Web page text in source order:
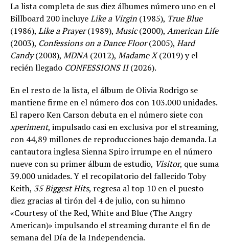
La lista completa de sus diez álbumes número uno en el
Billboard 200 incluyeLike a Virgin (1985), True Blue
(1986), Like a Prayer(1989), Music(2000), American Life
(2003), Confessions on a Dance Floor(2005), Hard
Candy(2008), MDNA (2012), Madame X(2019) y el
recién llegado CONFESSIONS II(2026).
En el resto de la lista, el álbum de Olivia Rodrigo se
mantiene firme en el número dos con 103.000 unidades.
El rapero Ken Carson debuta en el número siete con
xperiment, impulsado casi en exclusiva por el streaming,
con 44,89 millones de reproducciones bajo demanda. La
cantautora inglesa Sienna Spiro irrumpe en el número
nueve con su primer álbum de estudio, Visitor, que suma
39.000 unidades. Y el recopilatorio del fallecido Toby
Keith, 35 Biggest Hits, regresa al top 10 en el puesto
diez gracias al tirón del 4 de julio, con su himno
«Courtesy of the Red, White and Blue (The Angry
American)» impulsando el streaming durante el fin de
semana del Día de la Independencia.